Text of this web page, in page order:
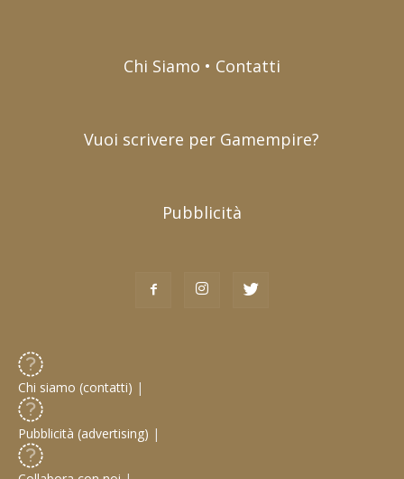
Chi Siamo • Contatti
Vuoi scrivere per Gamempire?
Pubblicità
Chi siamo (contatti) |
Pubblicità (advertising) |